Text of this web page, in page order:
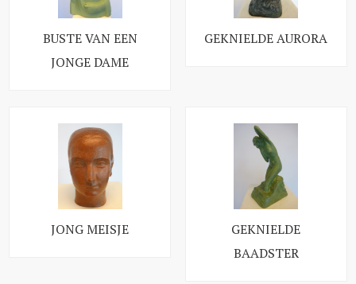
BUSTE VAN EEN
JONGE DAME
GEKNIELDE AURORA
JONG MEISJE
GEKNIELDE
BAADSTER